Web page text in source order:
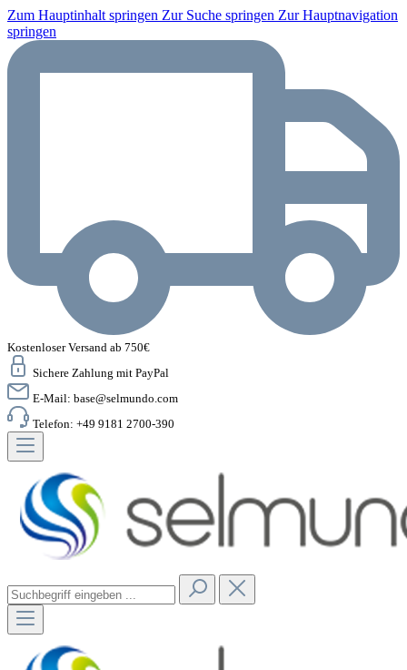
Zum Hauptinhalt springen Zur Suche springen Zur Hauptnavigation
springen
Kostenloser Versand ab 750€
Sichere Zahlung mit PayPal
E-Mail: base@selmundo.com
Telefon: +49 9181 2700-390